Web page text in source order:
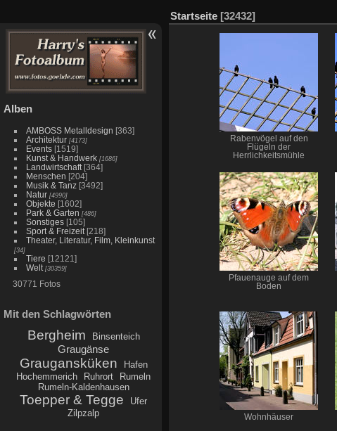
Alben
AMBOSS Metalldesign [363]
Architektur [4173]
Events [1519]
Kunst & Handwerk [1686]
Landwirtschaft [364]
Menschen [204]
Musik & Tanz [3492]
Natur [4990]
Objekte [1602]
Park & Garten [486]
Sonstiges [105]
Sport & Freizeit [218]
Theater, Literatur, Film, Kleinkunst
[34]
Tiere [12121]
Welt [30359]
30771 Fotos
Mit den Schlagwörten
Bergheim Binsenteich
Graugänse
Graugansküken
Hafen
Hochemmerich
Ruhrort
Rumeln
Rumeln-Kaldenhausen
Toepper & Tegge
Ufer
Zilpzalp
Startseite [32432]
Rabenvögel auf den
Flügeln der
Herrlichkeitsmühle
Pfauenauge auf dem
Boden
Wohnhäuser